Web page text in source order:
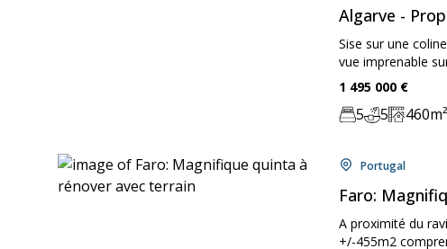
Algarve -
Sise sur une
vue imprenable
Price:
1 495 000 €
Chambre:
5Bathrooms:
5Zone:
460m²
Location:
Portugal
Faro:
A proximité du
+/-455m2